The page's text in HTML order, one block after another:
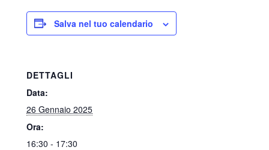
Salva nel tuo calendario
DETTAGLI
Data:
26 Gennaio 2025
Ora:
16:30 - 17:30